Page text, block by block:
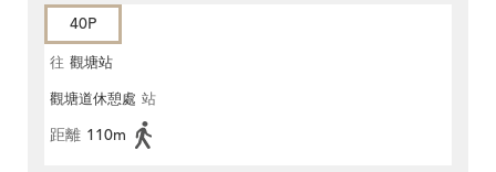
40P
往 觀塘站
觀塘道休憩處 站
距離 110m